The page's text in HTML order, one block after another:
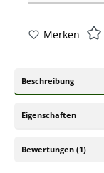
Merken
Beschreibung
Eigenschaften
Bewertungen (1)